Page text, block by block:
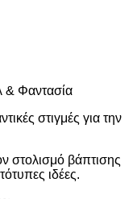
& Φαντασία
στιγμές για την
στολισμό βάπτισης
ιδέες.